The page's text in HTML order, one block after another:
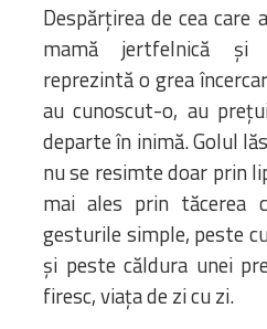
Despărțirea de cea
mamă jertfelnică și
reprezintă o grea
au cunoscut-o, au
departe în inimă. Golul
nu se resimte doar prin
mai ales prin tăcerea
gesturile simple, peste
și peste căldura unei
firesc, viața de zi cu zi.